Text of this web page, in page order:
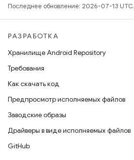
Последнее обновление: 2026-07-13 UTC.
РАЗРАБОТКА
Хранилище Android Repository
Требования
Как скачать код
Предпросмотр исполняемых файлов
Заводские образы
Драйверы в виде исполняемых файлов
GitHub